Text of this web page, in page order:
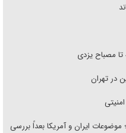
تا مصباح یزدی
در تهران
ایران و آمریکا بعداً بررسی